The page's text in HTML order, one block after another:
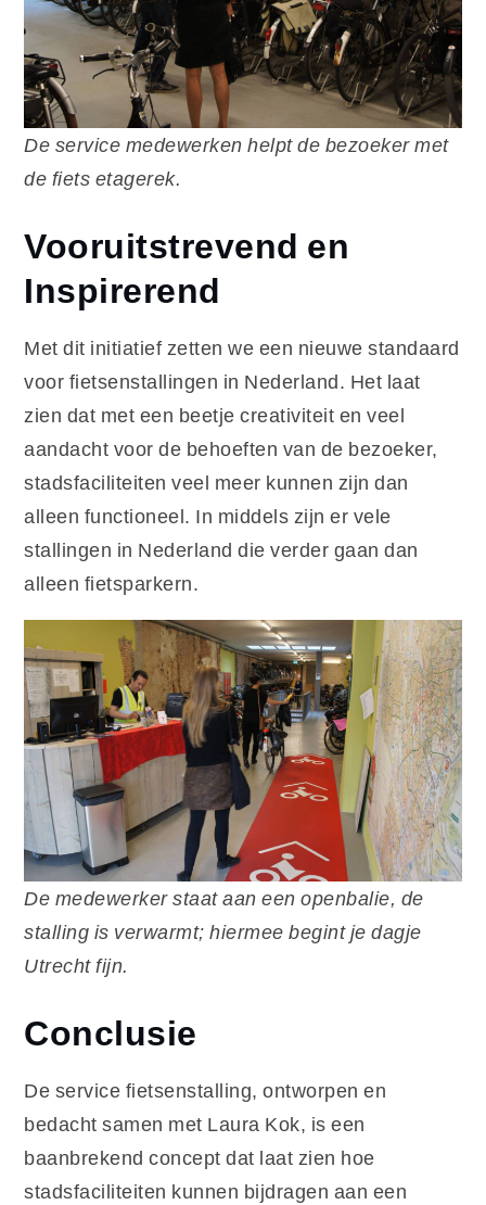
De service medewerken helpt de bezoeker met
de fiets etagerek.
Vooruitstrevend en
Inspirerend
Met dit initiatief zetten we een nieuwe standaard
voor fietsenstallingen in Nederland. Het laat
zien dat met een beetje creativiteit en veel
aandacht voor de behoeften van de bezoeker,
stadsfaciliteiten veel meer kunnen zijn dan
alleen functioneel. In middels zijn er vele
stallingen in Nederland die verder gaan dan
alleen fietsparkern.
De medewerker staat aan een openbalie, de
stalling is verwarmt; hiermee begint je dagje
Utrecht fijn.
Conclusie
De service fietsenstalling, ontworpen en
bedacht samen met Laura Kok, is een
baanbrekend concept dat laat zien hoe
stadsfaciliteiten kunnen bijdragen aan een